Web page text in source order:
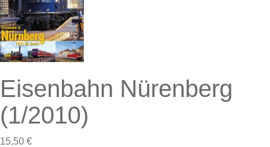
Eisenbahn Nürenberg
(1/2010)
15,50 €